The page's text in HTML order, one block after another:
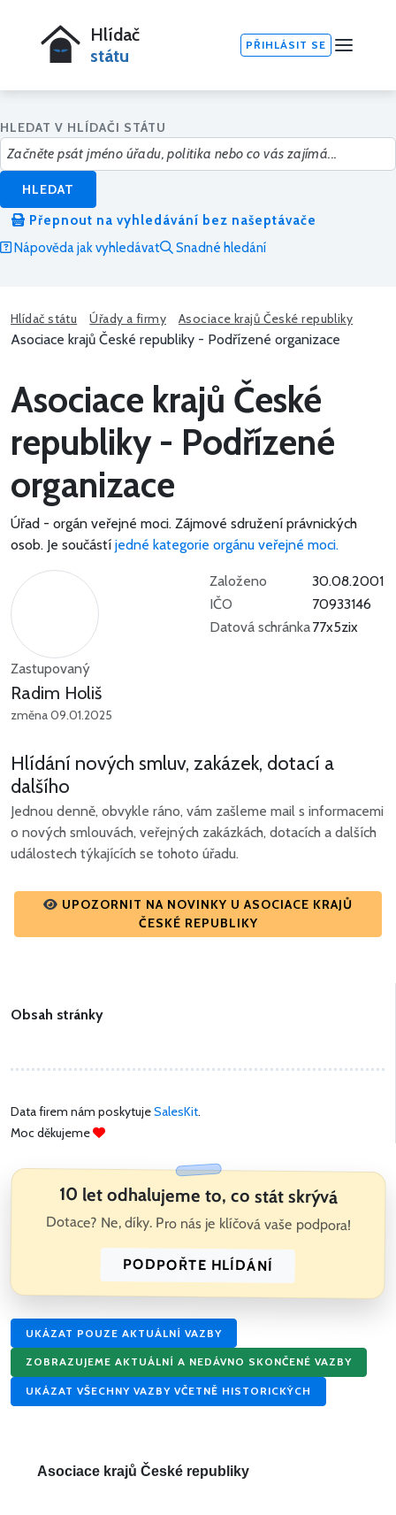
Hlídač
státu
PŘIHLÁSIT SE
HLEDAT V HLÍDAČI STÁTU
HLEDAT
Přepnout na vyhledávání bez našeptávače
Nápověda jak vyhledávat
Snadné hledání
Hlídač státu Úřady a firmy Asociace krajů České republiky
Asociace krajů České republiky - Podřízené organizace
Asociace krajů České
republiky - Podřízené
organizace
Úřad - orgán veřejné moci. Zájmové sdružení právnických
osob. Je součástí jedné kategorie orgánu veřejné moci.
Zastupovaný
Radim Holiš
změna 09.01.2025
Založeno
30.08.2001
IČO
70933146
Datová schránka77x5zix
Hlídání nových smluv, zakázek, dotací a
dalšího
Jednou denně, obvykle ráno, vám zašleme mail s informacemi
o nových smlouvách, veřejných zakázkách, dotacích a dalších
událostech týkajících se tohoto úřadu.
UPOZORNIT NA NOVINKY U ASOCIACE KRAJŮ
ČESKÉ REPUBLIKY
Obsah stránky
Data firem nám poskytujeSalesKit.
Moc děkujeme
10 let odhalujeme to, co stát skrývá
Dotace? Ne, díky. Pro nás je klíčová vaše podpora!
PODPOŘTE HLÍDÁNÍ
UKÁZAT POUZE AKTUÁLNÍ VAZBY
ZOBRAZUJEME AKTUÁLNÍ A NEDÁVNO SKONČENÉ VAZBY
UKÁZAT VŠECHNY VAZBY VČETNĚ HISTORICKÝCH
Asociace krajů České republiky